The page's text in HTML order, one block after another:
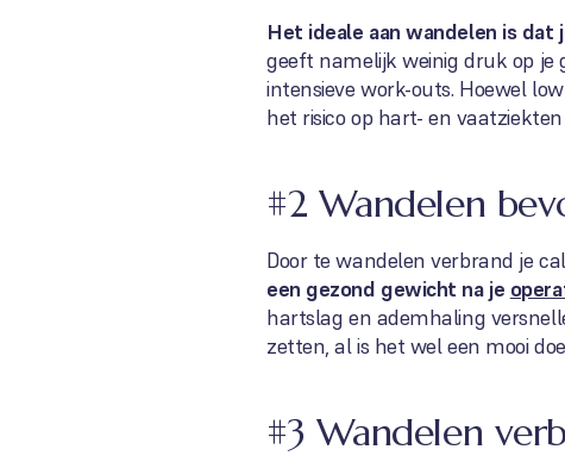
Het ideale aan wandelen is
geeft namelijk weinig druk op
intensieve work-outs. Hoewel
het risico op hart- en
#2 Wandelen
Door te wandelen verbrand je
een gezond gewicht na je
hartslag en ademhaling
zetten, al is het wel een mooi
#3 Wandelen